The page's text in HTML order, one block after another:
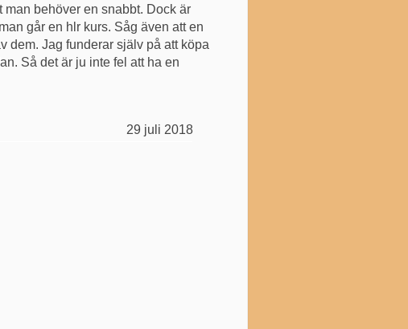
man behöver en snabbt. Dock är
går en hlr kurs. Såg även att en
dem. Jag funderar själv på att köpa
Så det är ju inte fel att ha en
29 juli 2018